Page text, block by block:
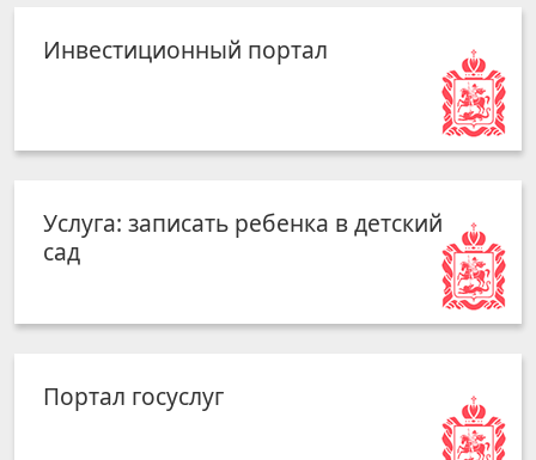
Инвестиционный портал
Услуга: записать ребенка в детский
сад
Портал госуслуг